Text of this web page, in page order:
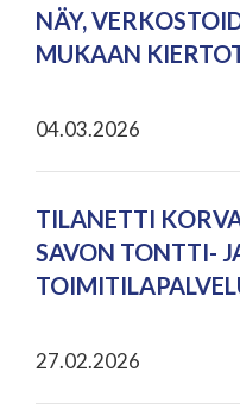
NÄY,
MUKAAN
04.03.2026
TILANETTI
SAVON TONTTI-
27.02.2026